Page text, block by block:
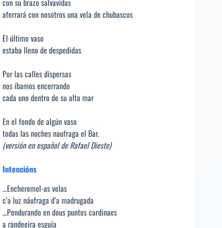
aferrará con nosotros una vela de chubascos
El último vaso
estaba lleno de despedidas
Por las calles dispersas
nos íbamos encerrando
cada uno dentro de su alta mar
En el fondo de algún vaso
todas las noches naufraga el Bar.
(versión en español de Rafael Dieste)
Intencións
…Encheremol-as velas
c’a luz náufraga d’a madrugada
…Pendurando en dous puntos cardinaes
a randeeira esguía